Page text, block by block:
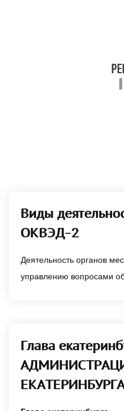
Виды
ОКВЭД-2
Деятельность органов
управлению вопросами
Глава